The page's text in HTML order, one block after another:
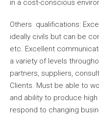
in a cost-conscious
Others qualifications:
ideally civils but can be
etc. Excellent
a variety of levels
partners, suppliers,
Clients. Must be able to
and ability to produce
respond to changing